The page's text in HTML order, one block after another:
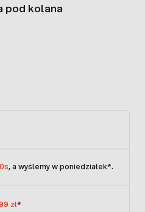
pod kolana
, a wyślemy w